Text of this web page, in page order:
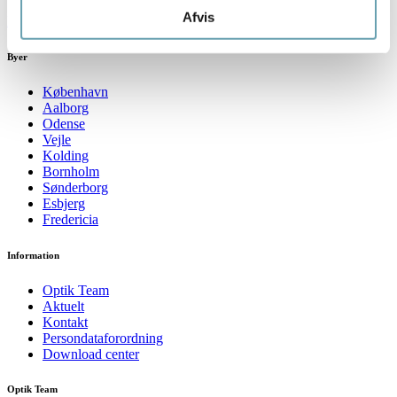
Afvis
Byer
København
Aalborg
Odense
Vejle
Kolding
Bornholm
Sønderborg
Esbjerg
Fredericia
Information
Optik Team
Aktuelt
Kontakt
Persondataforordning
Download center
Optik Team